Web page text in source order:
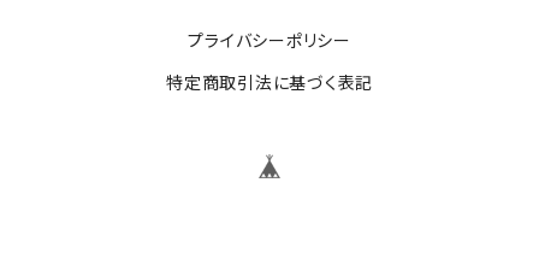
プライバシーポリシー
特定商取引法に基づく表記